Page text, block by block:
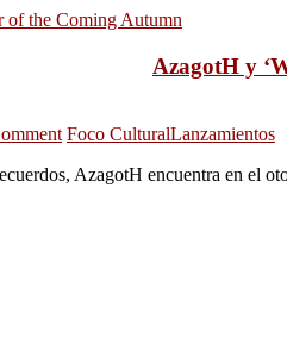
AzagotH y
Foco CulturalLanzamientos
AzagotH encuentra en el